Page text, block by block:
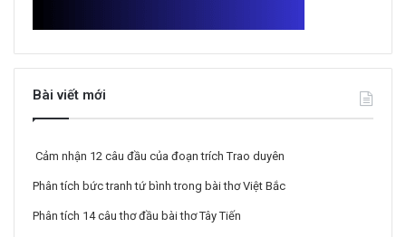
Bài viết mới
Cảm nhận 12 câu đầu của đoạn trích Trao duyên
Phân tích bức tranh tứ bình trong bài thơ Việt Bắc
Phân tích 14 câu thơ đầu bài thơ Tây Tiến